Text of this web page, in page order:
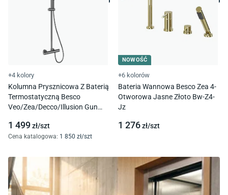
+4 kolory
Kolumna Prysznicowa Z Baterią
Termostatyczną Besco
Veo/Zea/Decco/Illusion Gun
1 499zł/szt
Cena katalogowa: 1 850 zł/szt
NOWOŚĆ
+6 kolorów
Bateria Wannowa Besco Zea 4-
Otworowa Jasne Złoto Bw-Z4-
Jz
1 276zł/szt